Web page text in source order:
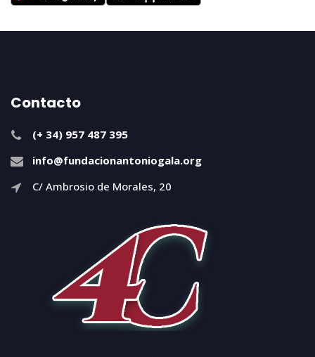
Contacto
(+ 34) 957 487 395
info@fundacionantoniogala.org
C/ Ambrosio de Morales, 20